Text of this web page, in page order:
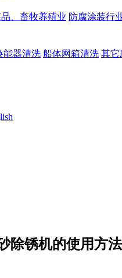
、畜牧养殖业 防腐涂装行
能器清洗 船体网箱清洗 其它
除锈机的使用方法